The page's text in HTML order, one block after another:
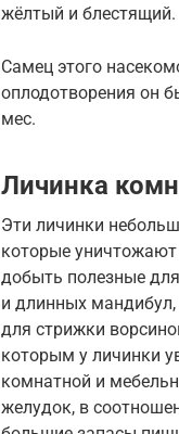
жёлтый и блестящий.
Самец этого
оплодотворения он
мес.
Личинка
Эти личинки
которые
добыть полезные
и длинных
для стрижки
которым у личинки
комнатной и
желудок, в